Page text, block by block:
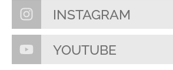
INSTAGRAM
YOUTUBE